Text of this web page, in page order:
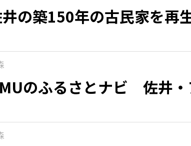
の築150年の古民家を再
のふるさとナビ 佐井・